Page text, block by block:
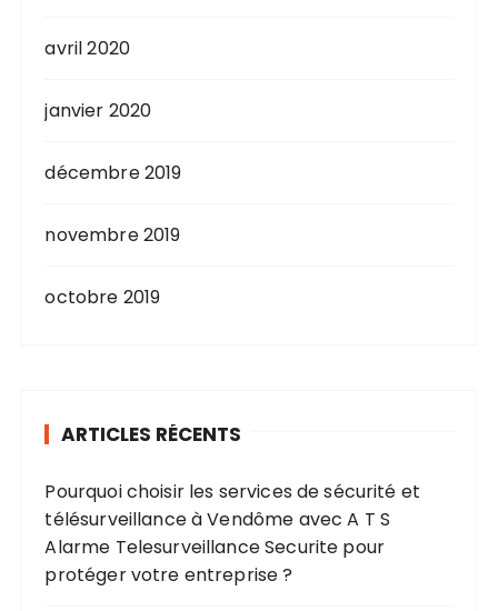
avril 2020
janvier 2020
décembre 2019
novembre 2019
octobre 2019
ARTICLES RÉCENTS
Pourquoi choisir les services de sécurité et
télésurveillance à Vendôme avec A T S
Alarme Telesurveillance Securite pour
protéger votre entreprise ?